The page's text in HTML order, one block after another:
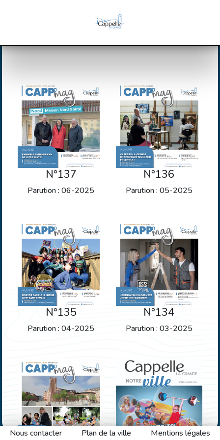
N°137
Parution : 06-2025
N°136
Parution : 05-2025
N°135
Parution : 04-2025
N°134
Parution : 03-2025
Nous contacter Plan de la ville Mentions légales